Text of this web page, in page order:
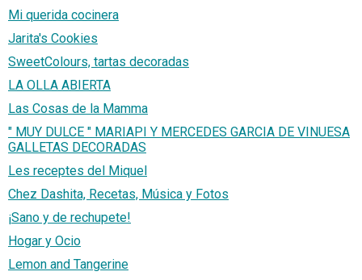
Mi querida cocinera
Jarita's Cookies
SweetColours, tartas decoradas
LA OLLA ABIERTA
Las Cosas de la Mamma
" MUY DULCE " MARIAPI Y MERCEDES GARCIA DE VINUESA
GALLETAS DECORADAS
Les receptes del Miquel
Chez Dashita, Recetas, Música y Fotos
¡Sano y de rechupete!
Hogar y Ocio
ㅤLemon and Tangerine